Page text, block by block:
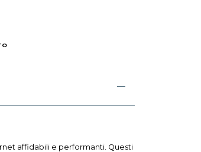
affidabili e performanti. Questi